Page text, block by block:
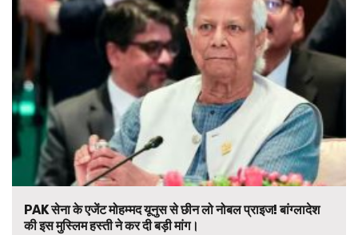
PAK सेना के एजेंट मोहम्मद यूनुस से छीन लो नोबल प्राइज! बांग्लादेश
की इस मुस्लिम हस्ती ने कर दी बड़ी मांग।